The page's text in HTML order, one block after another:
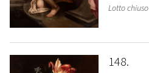
Lotto chiuso
148